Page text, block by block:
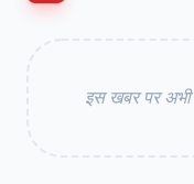
इस खबर पर